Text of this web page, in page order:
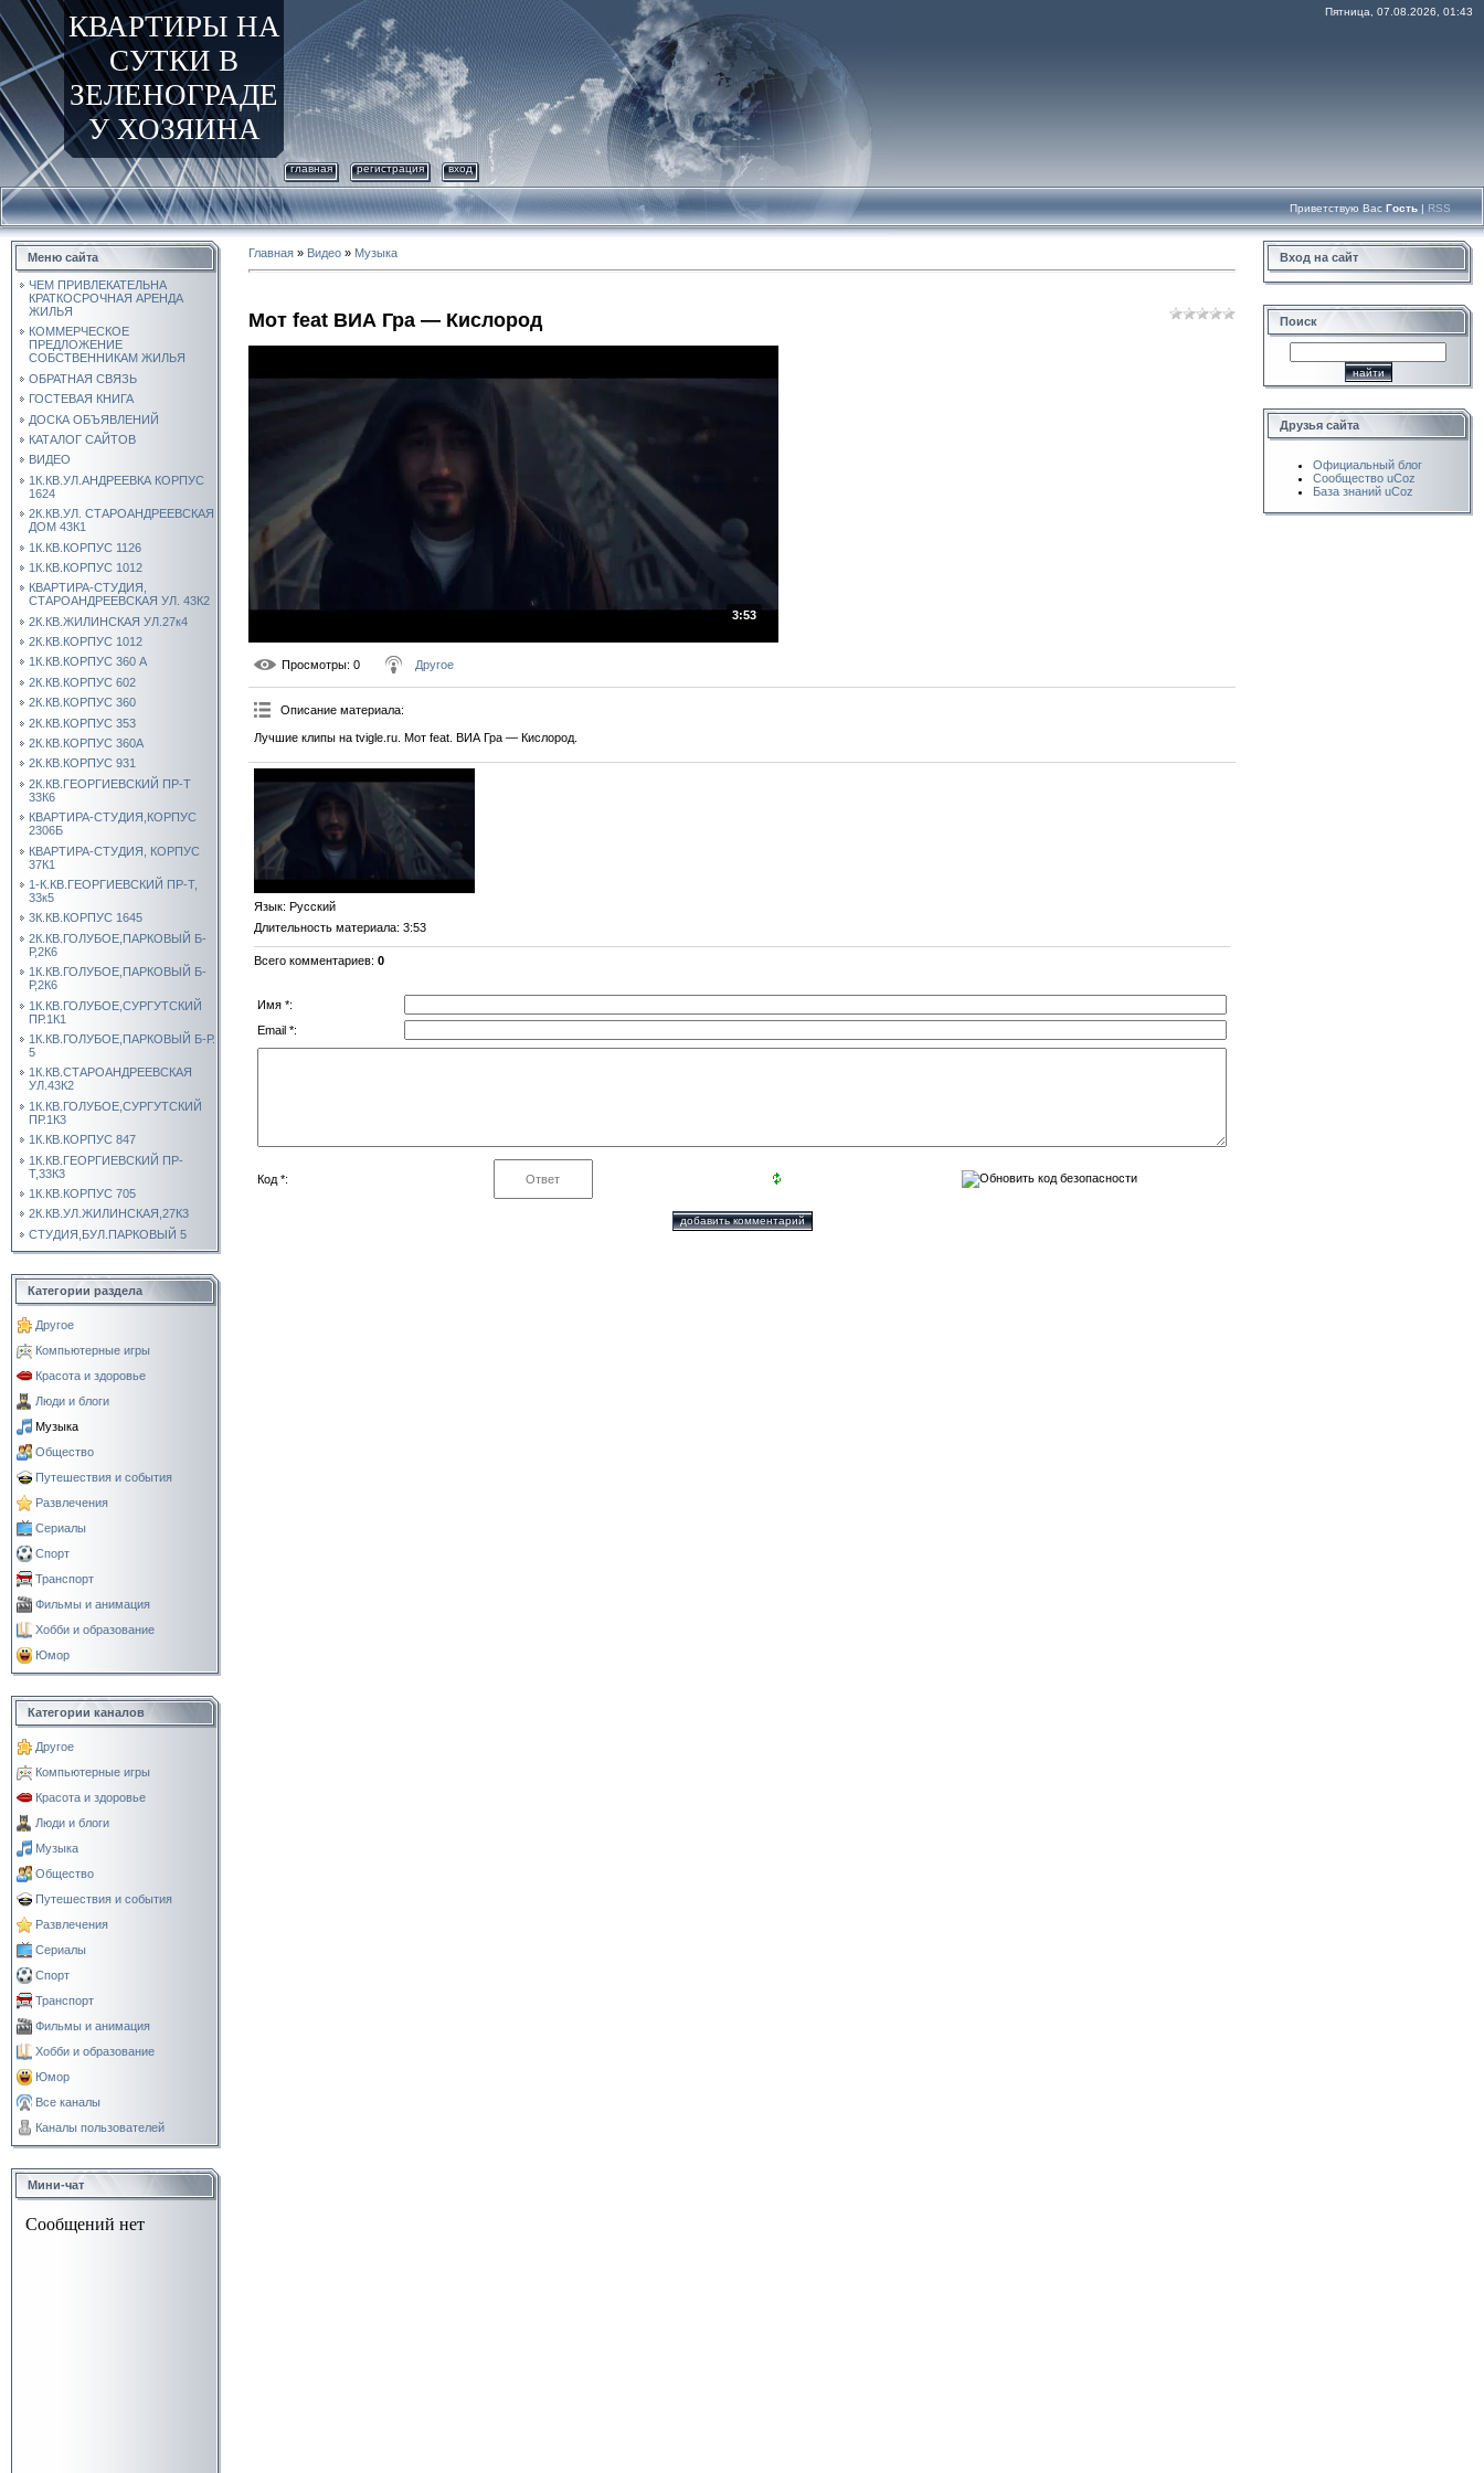
КВАРТИРЫ НА
СУТКИ В
ЗЕЛЕНОГРАДЕ
У ХОЗЯИНА
Пятница, 07.08.2026, 01:43
главная регистрация вход
Приветствую Вас Гость | RSS
Меню сайта
ЧЕМ ПРИВЛЕКАТЕЛЬНА
КРАТКОСРОЧНАЯ АРЕНДА
ЖИЛЬЯ
КОММЕРЧЕСКОЕ
ПРЕДЛОЖЕНИЕ
СОБСТВЕННИКАМ ЖИЛЬЯ
ОБРАТНАЯ СВЯЗЬ
ГОСТЕВАЯ КНИГА
ДОСКА ОБЪЯВЛЕНИЙ
КАТАЛОГ САЙТОВ
ВИДЕО
1К.КВ.УЛ.АНДРЕЕВКА КОРПУС
1624
2К.КВ.УЛ. СТАРОАНДРЕЕВСКАЯ
ДОМ 43К1
1К.КВ.КОРПУС 1126
1К.КВ.КОРПУС 1012
КВАРТИРА-СТУДИЯ,
СТАРОАНДРЕЕВСКАЯ УЛ. 43К2
2К.КВ.ЖИЛИНСКАЯ УЛ.27к4
2К.КВ.КОРПУС 1012
1К.КВ.КОРПУС 360 А
2К.КВ.КОРПУС 602
2К.КВ.КОРПУС 360
2К.КВ.КОРПУС 353
2К.КВ.КОРПУС 360А
2К.КВ.КОРПУС 931
2К.КВ.ГЕОРГИЕВСКИЙ ПР-Т
33К6
КВАРТИРА-СТУДИЯ,КОРПУС
2306Б
КВАРТИРА-СТУДИЯ, КОРПУС
37К1
1-К.КВ.ГЕОРГИЕВСКИЙ ПР-Т,
33к5
3К.КВ.КОРПУС 1645
2К.КВ.ГОЛУБОЕ,ПАРКОВЫЙ Б-
Р,2К6
1К.КВ.ГОЛУБОЕ,ПАРКОВЫЙ Б-
Р,2К6
1К.КВ.ГОЛУБОЕ,СУРГУТСКИЙ
ПР.1К1
1К.КВ.ГОЛУБОЕ,ПАРКОВЫЙ Б-Р.
5
1К.КВ.СТАРОАНДРЕЕВСКАЯ
УЛ.43К2
1К.КВ.ГОЛУБОЕ,СУРГУТСКИЙ
ПР.1К3
1К.КВ.КОРПУС 847
1К.КВ.ГЕОРГИЕВСКИЙ ПР-
Т,33К3
1К.КВ.КОРПУС 705
2К.КВ.УЛ.ЖИЛИНСКАЯ,27К3
СТУДИЯ,БУЛ.ПАРКОВЫЙ 5
Категории раздела
Другое
Компьютерные игры
Красота и здоровье
Люди и блоги
Музыка
Общество
Путешествия и события
Развлечения
Сериалы
Спорт
Транспорт
Фильмы и анимация
Хобби и образование
Юмор
Категории каналов
Другое
Компьютерные игры
Красота и здоровье
Люди и блоги
Музыка
Общество
Путешествия и события
Развлечения
Сериалы
Спорт
Транспорт
Фильмы и анимация
Хобби и образование
Юмор
Все каналы
Каналы пользователей
Мини-чат
Главная » Видео » Музыка
Мот feat ВИА Гра — Кислород
3:53
Просмотры: 0 Другое
Описание материала:
Лучшие клипы на tvigle.ru. Мот feat. ВИА Гра — Кислород.
Язык: Русский
Длительность материала: 3:53
Всего комментариев: 0
Имя *:
Email *:
Код *:
Вход на сайт
Поиск
Друзья сайта
Официальный блог
Сообщество uCoz
База знаний uCoz